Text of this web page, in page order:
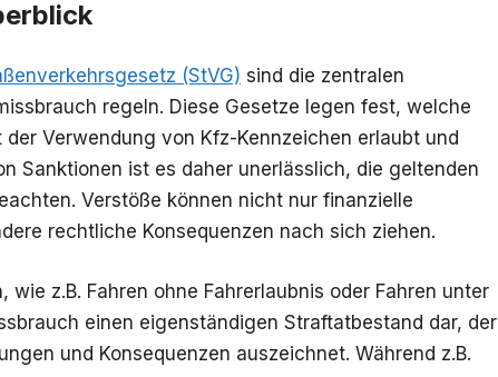
(StVG) sind die zentralen
regeln. Diese Gesetze legen fest, welche
Verwendung von Kfz-Kennzeichen erlaubt und
Sanktionen ist es daher unerlässlich, die geltenden
Verstöße können nicht nur finanzielle
rechtliche Konsequenzen nach sich ziehen.
z.B. Fahren ohne Fahrerlaubnis oder Fahren unter
einen eigenständigen Straftatbestand dar, der
und Konsequenzen auszeichnet. Während z.B.